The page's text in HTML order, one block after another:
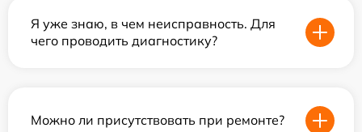
Я уже знаю, в чем неисправность. Для
чего проводить диагностику?
Можно ли присутствовать при ремонте?